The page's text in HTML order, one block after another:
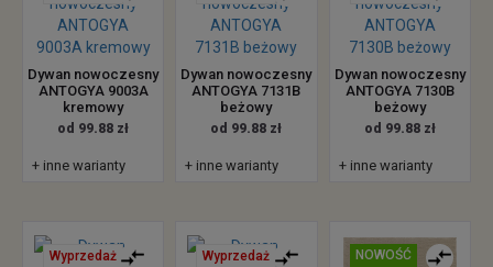
Dywan nowoczesny
ANTOGYA 9003A
kremowy
od 99.88 zł
+ inne warianty
Dywan nowoczesny
ANTOGYA 7131B
beżowy
od 99.88 zł
+ inne warianty
Dywan nowoczesny
ANTOGYA 7130B
beżowy
od 99.88 zł
+ inne warianty
Wyprzedaż Wyprzedaż NOWOŚĆ